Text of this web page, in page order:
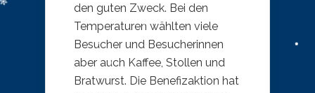
den guten Zweck. Bei den
Temperaturen wählten viele
Besucher und Besucherinnen
aber auch Kaffee, Stollen und
Bratwurst. Die Benefizaktion hat